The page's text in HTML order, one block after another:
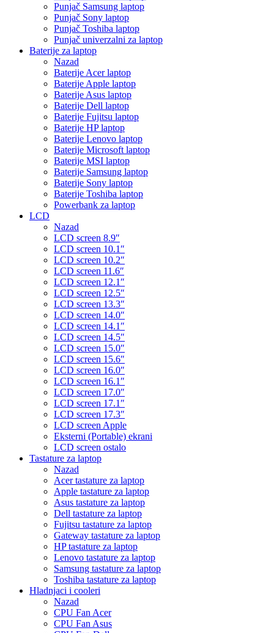
Punjač Samsung laptop
Punjač Sony laptop
Punjač Toshiba laptop
Punjač univerzalni za laptop
Baterije za laptop
Nazad
Baterije Acer laptop
Baterije Apple laptop
Baterije Asus laptop
Baterije Dell laptop
Baterije Fujitsu laptop
Baterije HP laptop
Baterije Lenovo laptop
Baterije Microsoft laptop
Baterije MSI laptop
Baterije Samsung laptop
Baterije Sony laptop
Baterije Toshiba laptop
Powerbank za laptop
LCD
Nazad
LCD screen 8.9″
LCD screen 10.1″
LCD screen 10.2″
LCD screen 11.6″
LCD screen 12.1″
LCD screen 12.5″
LCD screen 13.3″
LCD screen 14.0″
LCD screen 14.1″
LCD screen 14.5″
LCD screen 15.0″
LCD screen 15.6″
LCD screen 16.0″
LCD screen 16.1″
LCD screen 17.0″
LCD screen 17.1″
LCD screen 17.3″
LCD screen Apple
Eksterni (Portable) ekrani
LCD screen ostalo
Tastature za laptop
Nazad
Acer tastature za laptop
Apple tastature za laptop
Asus tastature za laptop
Dell tastature za laptop
Fujitsu tastature za laptop
Gateway tastature za laptop
HP tastature za laptop
Lenovo tastature za laptop
Samsung tastature za laptop
Toshiba tastature za laptop
Hladnjaci i cooleri
Nazad
CPU Fan Acer
CPU Fan Asus